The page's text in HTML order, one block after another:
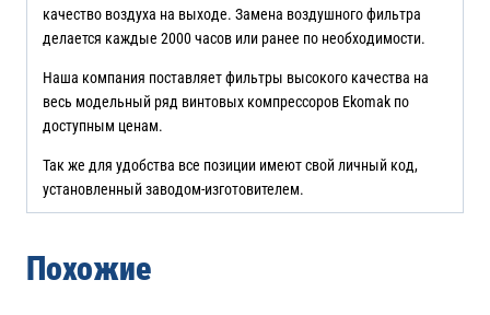
качество воздуха на выходе. Замена воздушного фильтра
делается каждые 2000 часов или ранее по необходимости.
Наша компания поставляет фильтры высокого качества на
весь модельный ряд винтовых компрессоров Ekomak по
доступным ценам.
Так же для удобства все позиции имеют свой личный код,
установленный заводом-изготовителем.
Похожие